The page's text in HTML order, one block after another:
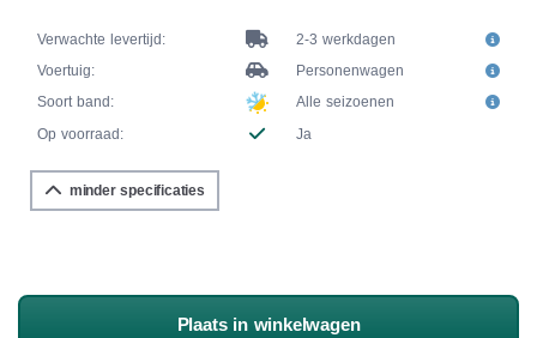
Verwachte levertijd:
2-3 werkdagen
Voertuig:
Personenwagen
Soort band:
Alle seizoenen
Op voorraad:
Ja
minder specificaties
Plaats in winkelwagen